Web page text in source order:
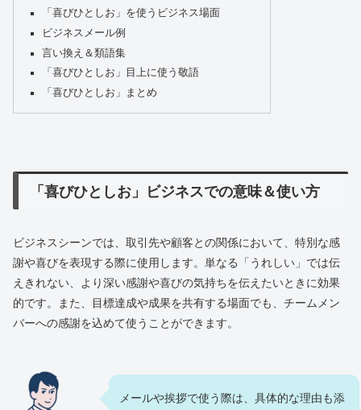
「喜びひとしお」を使うビジネス場面
ビジネスメール例
言い換え＆類語集
「喜びひとしお」目上に使う敬語
「喜びひとしお」まとめ
「喜びひとしお」ビジネスでの意味＆使い方
ビジネスシーンでは、取引先や顧客との関係において、特別な感
謝や喜びを表現する際に使用します。単なる「うれしい」では伝
えきれない、より深い感謝や喜びの気持ちを伝えたいときに効果
的です。また、目標達成や成果を共有する場面でも、チームメン
バーへの感謝を込めて使うことができます。
メールや挨拶で使う際は、具体的な理由も添